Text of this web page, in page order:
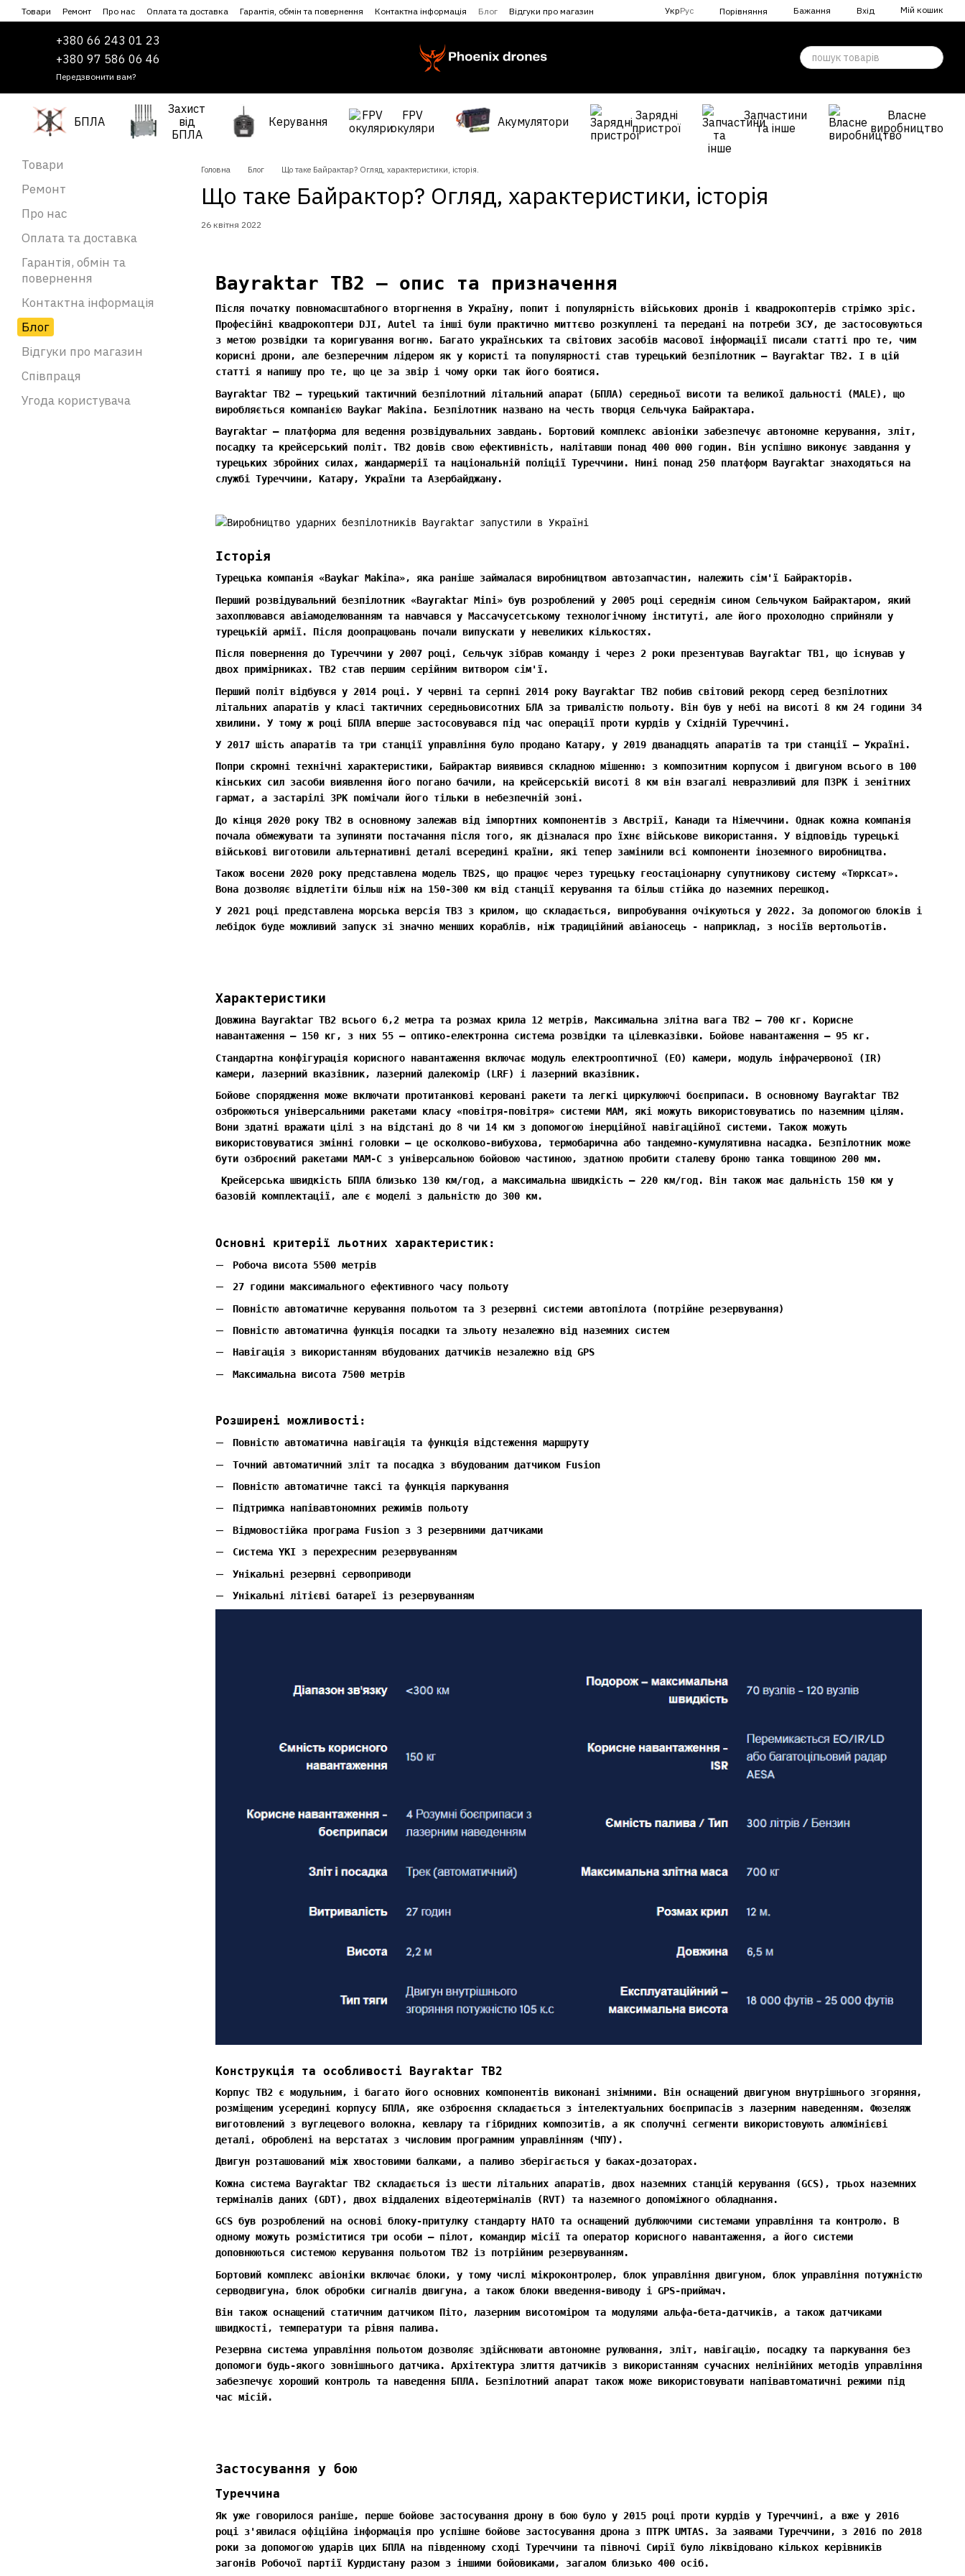
Перейти до основного контенту
Товари Ремонт Про нас Оплата та доставка Гарантія, обмін та повернення Контактна інформація Блог
Відгуки про магазин
Співпраця
Угода користувача
УкрРус Порівняння Бажання Вхід Мій кошик
+380 66 243 01 23
+380 97 586 06 46
Передзвонити вам?
БПЛА
Захист
від
БПЛА
Керування
FPV
окуляри
Акумулятори
Зарядні
пристрої
Запчастини
та інше
Власне
виробництво
Головна Блог Що таке Байрактар? Огляд, характеристики, історія.
Що таке Байрактор? Огляд, характеристики, історія
26 квітня 2022
Bayraktar TB2 — опис та призначення
Після початку повномасштабного вторгнення в Україну, попит і популярність військових дронів і квадрокоптерів стрімко зріс.
Професійні квадрокоптери DJI, Autel та інші були практично миттєво розкуплені та передані на потреби ЗСУ, де застосовуються
з метою розвідки та коригування вогню. Багато українських та світових засобів масової інформації писали статті про те, чим
корисні дрони, але безперечним лідером як у користі та популярності став турецький безпілотник — Bayraktar TB2. І в цій
статті я напишу про те, що це за звір і чому орки так його боятися.
Bayraktar TB2 — турецький тактичний безпілотний літальний апарат (БПЛА) середньої висоти та великої дальності (MALE), що
виробляється компанією Baykar Makina. Безпілотник названо на честь творця Сельчука Байрактара.
Bayraktar — платформа для ведення розвідувальних завдань. Бортовий комплекс авіоніки забезпечує автономне керування, зліт,
посадку та крейсерський політ. TB2 довів свою ефективність, налітавши понад 400 000 годин. Він успішно виконує завдання у
турецьких збройних силах, жандармерії та національній поліції Туреччини. Нині понад 250 платформ Bayraktar знаходяться на
службі Туреччини, Катару, України та Азербайджану.
Історія
Турецька компанія «Baykar Makina», яка раніше займалася виробництвом автозапчастин, належить сім'ї Байракторів.
Перший розвідувальний безпілотник «Bayraktar Mini» був розроблений у 2005 році середнім сином Сельчуком Байрактаром, який
захоплювався авіамоделюванням та навчався у Массачусетському технологічному інституті, але його прохолодно сприйняли у
турецькій армії. Після доопрацювань почали випускати у невеликих кількостях.
Після повернення до Туреччини у 2007 році, Сельчук зібрав команду і через 2 роки презентував Bayraktar TB1, що існував у
двох примірниках. TB2 став першим серійним витвором сім'ї.
Перший політ відбувся у 2014 році. У червні та серпні 2014 року Bayraktar TB2 побив світовий рекорд серед безпілотних
літальних апаратів у класі тактичних середньовисотних БЛА за тривалістю польоту. Він був у небі на висоті 8 км 24 години 34
хвилини. У тому ж році БПЛА вперше застосовувався під час операції проти курдів у Східній Туреччині.
У 2017 шість апаратів та три станції управління було продано Катару, у 2019 дванадцять апаратів та три станції — Україні.
Попри скромні технічні характеристики, Байрактар ​​виявився складною мішенню: з композитним корпусом і двигуном всього в 100
кінських сил засоби виявлення його погано бачили, на крейсерській висоті 8 км він взагалі невразливий для ПЗРК і зенітних
гармат, а застарілі ЗРК помічали його тільки в небезпечній зоні.
До кінця 2020 року TB2 в основному залежав від імпортних компонентів з Австрії, Канади та Німеччини. Однак кожна компанія
почала обмежувати та зупиняти постачання після того, як дізналася про їхнє військове використання. У відповідь турецькі
військові виготовили альтернативні деталі всередині країни, які тепер замінили всі компоненти іноземного виробництва.
Також восени 2020 року представлена ​​модель TB2S, що працює через турецьку геостаціонарну супутникову систему «Тюрксат».
Вона дозволяє відлетіти більш ніж на 150-300 км від станції керування та більш стійка до наземних перешкод.
У 2021 році представлена ​​морська версія TB3 з крилом, що складається, випробування очікуються у 2022. За допомогою блоків і
лебідок буде можливий запуск зі значно менших кораблів, ніж традиційний авіаносець - наприклад, з носіїв вертольотів.
Характеристики
Довжина Bayraktar TB2 всього 6,2 метра та розмах крила 12 метрів, Максимальна злітна вага TB2 — 700 кг. Корисне
навантаження — 150 кг, з них 55 — оптико-електронна система розвідки та цілевказівки. Бойове навантаження — 95 кг.
Стандартна конфігурація корисного навантаження включає модуль електрооптичної (EO) камери, модуль інфрачервоної (IR)
камери, лазерний вказівник, лазерний далекомір (LRF) і лазерний вказівник.
Бойове спорядження може включати протитанкові керовані ракети та легкі циркулюючі боєприпаси. В основному Bayraktar TB2
озброюються універсальними ракетами класу «повітря-повітря» системи MAM, які можуть використовуватись по наземним цілям.
Вони здатні вражати цілі з на відстані до 8 чи 14 км з допомогою інерційної навігаційної системи. Також можуть
використовуватися змінні головки — це осколково-вибухова, термобарична або тандемно-кумулятивна насадка. Безпілотник може
бути озброєний ракетами MAM-C з універсальною бойовою частиною, здатною пробити сталеву броню танка товщиною 200 мм.
Крейсерська швидкість БПЛА близько 130 км/год, а максимальна швидкість — 220 км/год. Він також має дальність 150 км у
базовій комплектації, але є моделі з дальністю до 300 км.
Основні критерії льотних характеристик:
Робоча висота 5500 метрів
27 години максимального ефективного часу польоту
Повністю автоматичне керування польотом та 3 резервні системи автопілота (потрійне резервування)
Повністю автоматична функція посадки та зльоту незалежно від наземних систем
Навігація з використанням вбудованих датчиків незалежно від GPS
Максимальна висота 7500 метрів
Розширені можливості:
Повністю автоматична навігація та функція відстеження маршруту
Точний автоматичний зліт та посадка з вбудованим датчиком Fusion
Повністю автоматичне таксі та функція паркування
Підтримка напівавтономних режимів польоту
Відмовостійка програма Fusion з 3 резервними датчиками
Система YKI з перехресним резервуванням
Унікальні резервні сервоприводи
Унікальні літієві батареї із резервуванням
Конструкція та особливості Bayraktar TB2
Корпус TB2 є модульним, і багато його основних компонентів виконані знімними. Він оснащений двигуном внутрішнього згоряння,
розміщеним усередині корпусу БПЛА, яке озброєння складається з інтелектуальних боєприпасів з лазерним наведенням. Фюзеляж
виготовлений з вуглецевого волокна, кевлару та гібридних композитів, а як сполучні сегменти використовують алюмінієві
деталі, оброблені на верстатах з числовим програмним управлінням (ЧПУ).
Двигун розташований між хвостовими балками, а паливо зберігається у баках-дозаторах.
Кожна система Bayraktar TB2 складається із шести літальних апаратів, двох наземних станцій керування (GCS), трьох наземних
терміналів даних (GDT), двох віддалених відеотерміналів (RVT) та наземного допоміжного обладнання.
GCS був розроблений на основі блоку-притулку стандарту НАТО та оснащений дублюючими системами управління та контролю. В
одному можуть розміститися три особи — пілот, командир місії та оператор корисного навантаження, а його системи
доповнюються системою керування польотом TB2 із потрійним резервуванням.
Бортовий комплекс авіоніки включає блоки, у тому числі мікроконтролер, блок управління двигуном, блок управління потужністю
серводвигуна, блок обробки сигналів двигуна, а також блоки введення-виводу і GPS-приймач.
Він також оснащений статичним датчиком Піто, лазерним висотоміром та модулями альфа-бета-датчиків, а також датчиками
швидкості, температури та рівня палива.
Резервна система управління польотом дозволяє здійснювати автономне рулювання, зліт, навігацію, посадку та паркування без
допомоги будь-якого зовнішнього датчика. Архітектура злиття датчиків з використанням сучасних нелінійних методів управління
забезпечує хороший контроль та наведення БПЛА. Безпілотний апарат також може використовувати напівавтоматичні режими під
час місій.
Застосування у бою
Туреччина
Як уже говорилося раніше, перше бойове застосування дрону в бою було у 2015 році проти курдів у Туреччині, а вже у 2016
році з'явилася офіційна інформація про успішне бойове застосування дрона з ПТРК UMTAS. За заявами Туреччини, з 2016 по 2018
роки за допомогою ударів цих БПЛА на південному сході Туреччини та півночі Сирії було ліквідовано кількох керівників
загонів Робочої партії Курдистану разом з іншими бойовиками, загалом близько 400 осіб.
Товари
Ремонт
Про нас
Оплата та доставка
Гарантія, обмін та
повернення
Контактна інформація
Блог
Відгуки про магазин
Співпраця
Угода користувача